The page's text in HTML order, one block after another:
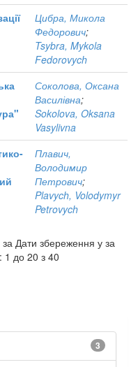
Цибра, Микола
Федорович;
Tsybra, Mykola
Fedorovych
Соколова, Оксана
Василівна;
Sokolova, Oksana
Vasylivna
Плавич,
Володимир
Петрович;
Plavych, Volodymyr
Petrovych
Дати збереження у за
1 до 20 з 40
3